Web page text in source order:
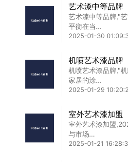
艺术漆中等品牌
艺术漆中等品牌,"
平衡在当...
2025-01-30
机喷艺术漆品牌
机喷艺术漆品牌,"
家居的涂...
2025-01-29
室外艺术漆加盟
室外艺术漆加盟
与市场...
2025-01-21